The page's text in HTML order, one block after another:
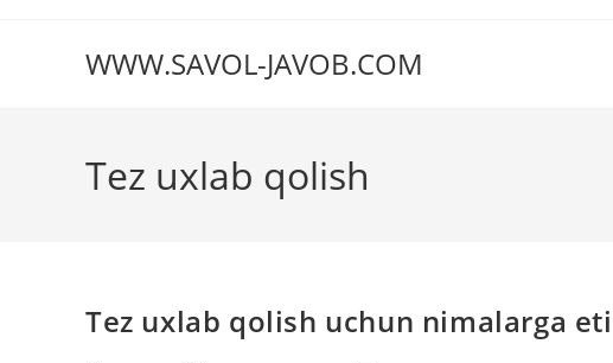
содержимомуWWW.SAVOL-JAVOB.COM
Tez uxlab qolish
Tez uxlab qolish uchun nimalarga